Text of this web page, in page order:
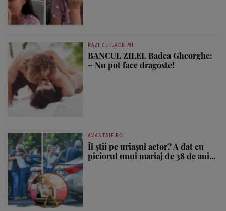
RAZI CU LACRIMI
BANCUL ZILEI. Badea Gheorghe:
– Nu pot face dragoste!
AVANTAJE.RO
Îl știi pe uriașul actor? A dat cu
piciorul unui mariaj de 38 de ani...